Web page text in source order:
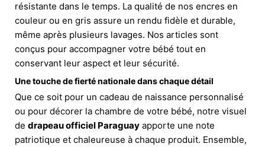
résistante dans le temps. La qualité de nos encres en
couleur ou en gris assure un rendu fidèle et durable,
même après plusieurs lavages. Nos articles sont
conçus pour accompagner votre bébé tout en
conservant leur aspect et leur sécurité.
Une touche de fierté nationale dans chaque détail
Que ce soit pour un cadeau de naissance personnalisé
ou pour décorer la chambre de votre bébé, notre visuel
de drapeau officiel Paraguay apporte une note
patriotique et chaleureuse à chaque produit. Ensemble,